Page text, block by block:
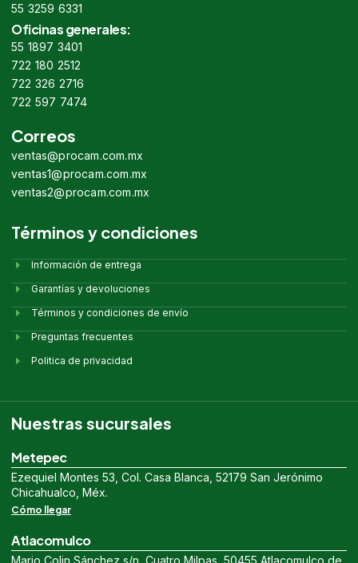
55 3259 6331
Oficinas generales:
55 1897 3401
722 180 2512
722 326 2716
722 597 7474
Correos
ventas@procam.com.mx
ventas1@procam.com.mx
ventas2@procam.com.mx
Términos y condiciones
Información de entrega
Garantías y devoluciones
Términos y condiciones de envío
Preguntas frecuentes
Politica de privacidad
Nuestras sucursales
Metepec
Ezequiel Montes 53, Col. Casa Blanca, 52179 San Jerónimo
Chicahualco, Méx.
Cómo llegar
Atlacomulco